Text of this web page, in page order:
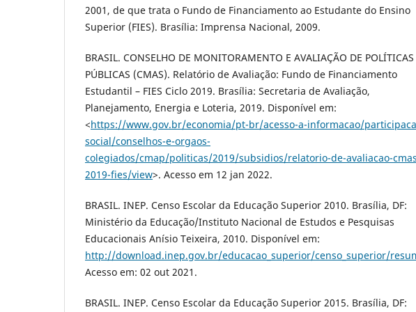
2001, de que trata o Fundo de Financiamento ao Estudante do Ensino
Superior (FIES). Brasília: Imprensa Nacional, 2009.
BRASIL. CONSELHO DE MONITORAMENTO E AVALIAÇÃO DE POLÍTICAS
PÚBLICAS (CMAS). Relatório de Avaliação: Fundo de Financiamento
Estudantil – FIES Ciclo 2019. Brasília: Secretaria de Avaliação,
Planejamento, Energia e Loteria, 2019. Disponível em:
<https://www.gov.br/economia/pt-br/acesso-a-informacao/
social/conselhos-e-orgaos-
colegiados/cmap/politicas/2019/subsidios/relatorio-de-avaliacao-
2019-fies/view>. Acesso em 12 jan 2022.
BRASIL. INEP. Censo Escolar da Educação Superior 2010. Brasília, DF:
Ministério da Educação/Instituto Nacional de Estudos e Pesquisas
Educacionais Anísio Teixeira, 2010. Disponível em:
http://download.inep.gov.br/educacao_superior/censo_superior/
Acesso em: 02 out 2021.
BRASIL. INEP. Censo Escolar da Educação Superior 2015. Brasília, DF: